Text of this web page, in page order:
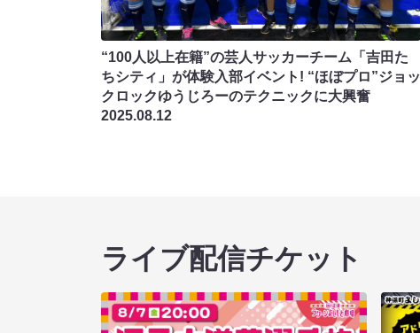
“100人以上在籍”の芸人サッカーチーム「吉田た
ちシティ」が体験入部イベント! “ほぼプロ”ジョッ
クロックゆうじろーのテクニックに大興奮
2025.08.12
ライブ配信チケット